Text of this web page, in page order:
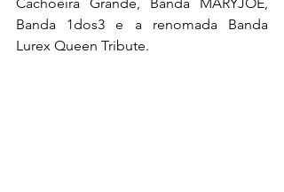
Cachoeira Grande, Banda MARYJOE,
Banda 1dos3 e a renomada Banda
Lurex Queen Tribute.